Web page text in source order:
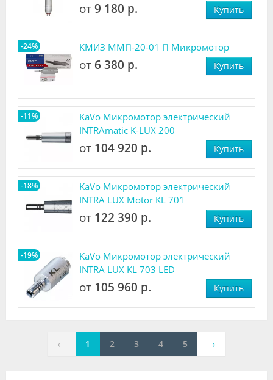
от 9 180 р. Купить
-24% КМИЗ ММП-20-01 П Микромотор
от 6 380 р. Купить
-11%
KaVo Микромотор электрический
INTRAmatic K-LUX 200
от 104 920 р. Купить
-18%
KaVo Микромотор электрический
INTRA LUX Motor KL 701
от 122 390 р. Купить
-19%
KaVo Микромотор электрический
INTRA LUX KL 703 LED
от 105 960 р. Купить
← 1 2 3 4 5 →